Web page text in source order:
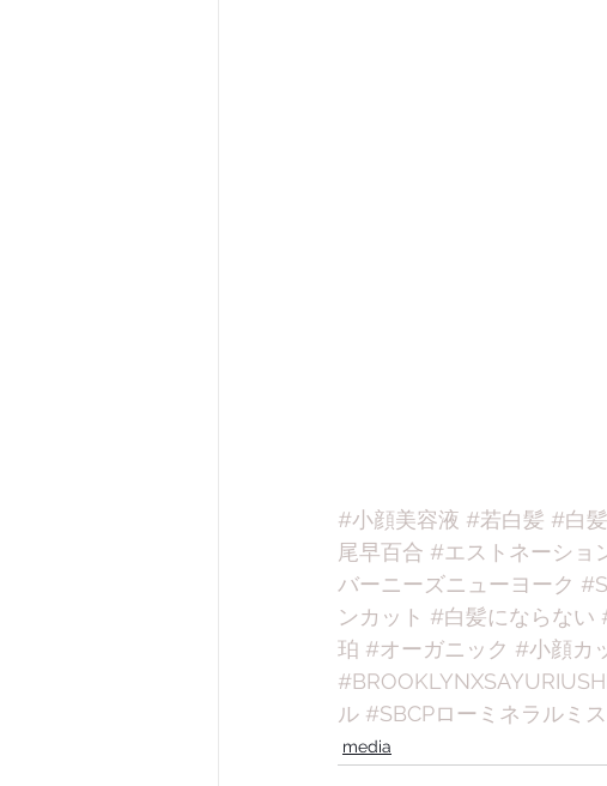
#小顔美容液 #若白髪 #白
尾早百合 #エストネーショ
バーニーズニューヨーク
ンカット #白髪にならない
珀 #オーガニック #小顔カ
ル #SBCPローミネラルミ
media